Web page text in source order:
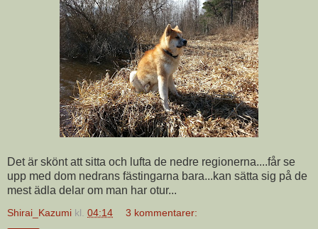
Det är skönt att sitta och lufta de nedre regionerna....får se
upp med dom nedrans fästingarna bara...kan sätta sig på de
mest ädla delar om man har otur...
Shirai_Kazumi kl. 04:14 3 kommentarer: